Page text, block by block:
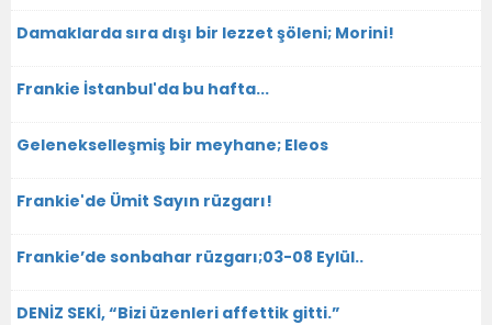
Damaklarda sıra dışı bir lezzet şöleni; Morini!
Frankie İstanbul'da bu hafta...
Gelenekselleşmiş bir meyhane; Eleos
Frankie'de Ümit Sayın rüzgarı!
Frankie’de sonbahar rüzgarı;03-08 Eylül..
DENİZ SEKİ, “Bizi üzenleri affettik gitti.”